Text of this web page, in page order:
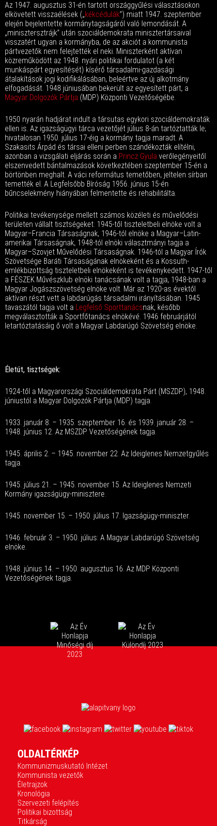
Az 1947. augusztus 31-én tartott országgyűlési választásokon
elkövetett visszaélések („kékcédulák”) miatt 1947. szeptember
elején bejelentette kormánytagságáról való lemondását. A
„minisztersztrájk” után szociáldemokrata minisztertársaival
visszatért ugyan a kormányba, de az akciót a kommunista
pártvezetők nem felejtették el neki. Miniszterként aktívan
közreműködött az 1948. nyári politikai fordulatot (a két
munkáspárt egyesítését) kísérő társadalmi-gazdasági
átalakítások jogi kodifikálásában, beleértve az új alkotmány
elfogadását. 1948 júniusában bekerült az egyesített párt, a
Magyar Dolgozók Pártja (MDP) Központi Vezetőségébe.
1950 nyarán hadjárat indult a társutas egykori szociáldemokraták
ellen is. Az igazságügyi tárca vezetőjét július 8-án tartóztatták le;
hivatalosan 1950. július 17-éig a kormány tagja maradt. A
Szakasits Árpád és társai elleni perben szándékozták elítélni,
azonban a vizsgálati eljárás során a Princz Gyula verőlegényeitől
elszenvedett bántalmazások következtében szeptember 15-én a
börtönben meghalt. A váci református temetőben, jeltelen sírban
temették el. A Legfelsőbb Bíróság 1956. június 15-én
bűncselekmény hiányában felmentette és rehabilitálta.
Politikai tevékenysége mellett számos közéleti és művelődési
területen vállalt tisztségeket: 1945-től tiszteletbeli elnöke volt a
Magyar–Francia Társaságnak, 1946-tól elnöke a Magyar–Latin-
amerikai Társaságnak, 1948-tól elnöki választmányi tagja a
Magyar–Szovjet Művelődési Társaságnak. 1946-tól a Magyar Írók
Szövetsége Baráti Társaságának elnökeként és a Kossuth-
emlékbizottság tiszteletbeli elnökeként is tevékenykedett. 1947-től
a FÉSZEK Művészklub elnöki tanácsának volt a tagja, 1948-ban a
Magyar Jogászszövetség elnöke volt. Már az 1920-as évektől
aktívan részt vett a labdarúgás társadalmi irányításában. 1945
tavaszától tagja volt a Legfelső Sporttanácsnak, később
megválasztották a Sportfőtanács elnökévé. 1946 februárjától
letartóztatásáig ő volt a Magyar Labdarúgó Szövetség elnöke.
Életút, tisztségek:
1924-től a Magyarországi Szociáldemokrata Párt (MSZDP), 1948.
júniustól a Magyar Dolgozók Pártja (MDP) tagja.
1933. január 8. – 1935. szeptember 16. és 1939. január 28. –
1948. június 12. Az MSZDP Vezetőségének tagja.
1945. április 2. – 1945. november 22. Az Ideiglenes Nemzetgyűlés
tagja.
1945. július 21. – 1945. november 15. Az Ideiglenes Nemzeti
Kormány igazságügy-minisztere.
1945. november 15. – 1950. július 17. Igazságügy-miniszter.
1946. február 3. – 1950. július: A Magyar Labdarúgó Szövetség
elnöke.
1948. június 14. – 1950. augusztus 16. Az MDP Központi
Vezetőségének tagja.
OLDALTÉRKÉP
Kommunizmuskutató Intézet
Kommunista vezetők
Életrajzok
Kronológia
Szervezeti felépítés
Politikai bizottság
Titkárság